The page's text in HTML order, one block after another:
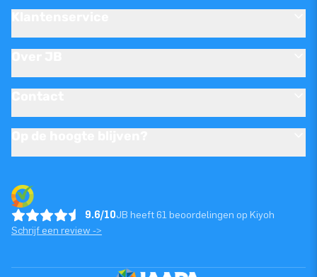
9.6/10JB heeft 61 beoordelingen op Kiyoh
Schrijf een review ->